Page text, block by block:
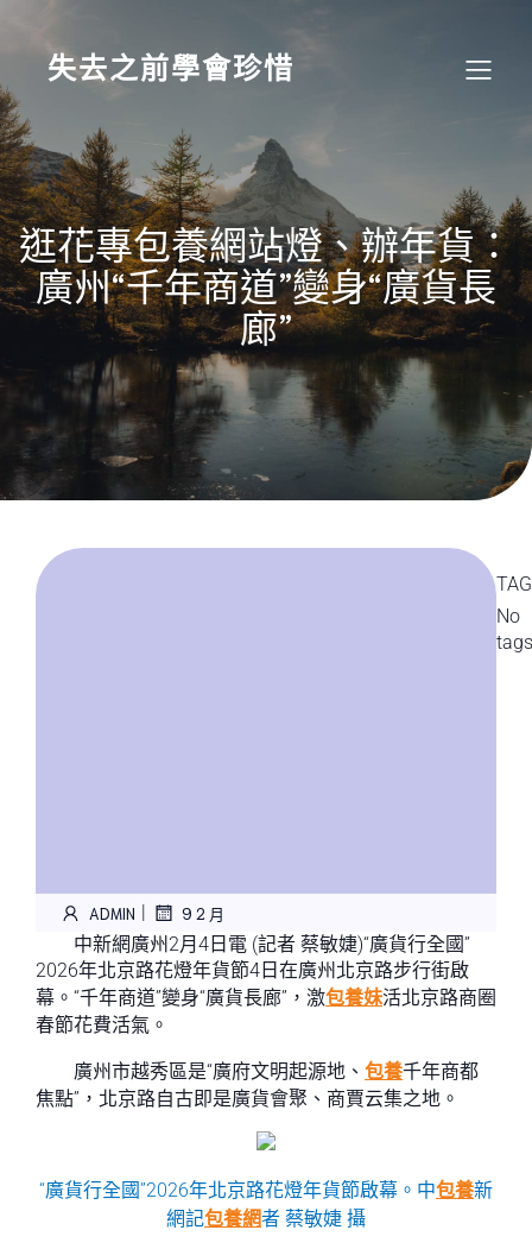
content
失去之前學會珍惜
逛花專包養網站燈、辦年貨：
廣州“千年商道”變身“廣貨長
廊”
ADMIN | 9 2 月
中新網廣州2月4日電 (記者 蔡敏婕)“廣貨行全國”
2026年北京路花燈年貨節4日在廣州北京路步行街啟
幕。“千年商道”變身“廣貨長廊”，激包養妹活北京路商圈
春節花費活氣。
廣州市越秀區是“廣府文明起源地、 包養千年商都
焦點”，北京路自古即是廣貨會聚、商賈云集之地。
“廣貨行全國”2026年北京路花燈年貨節啟幕。中包養新
網記包養網者 蔡敏婕 攝
No
tags